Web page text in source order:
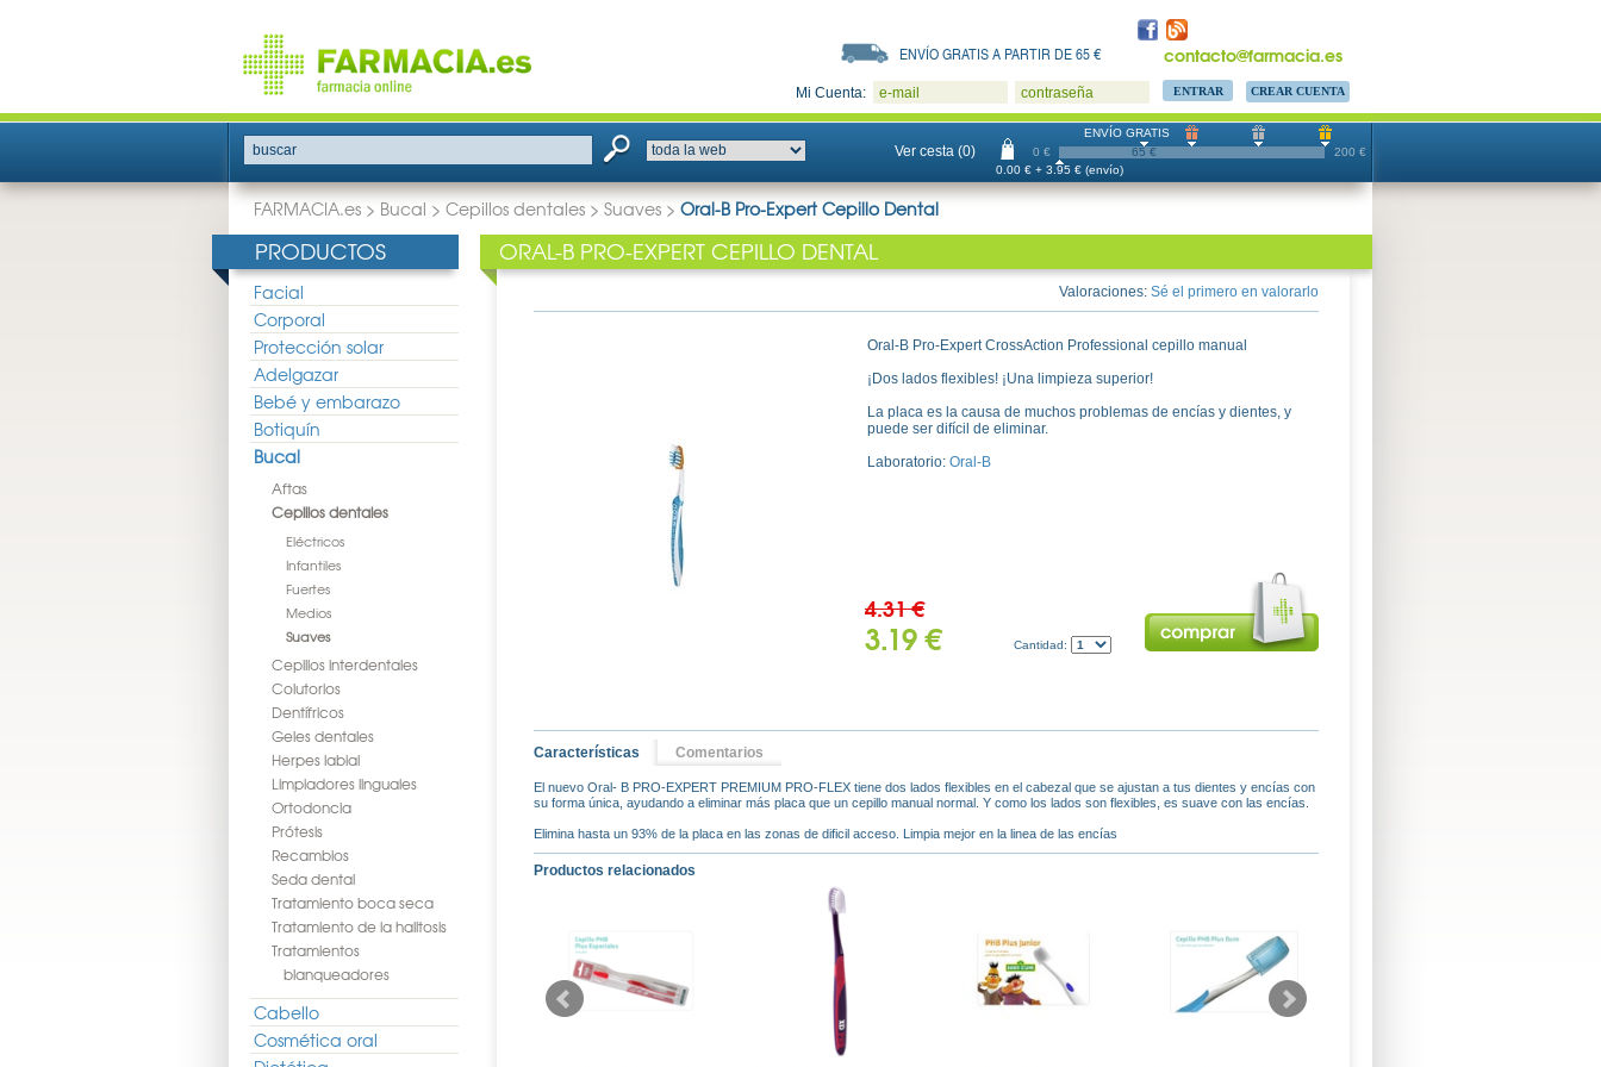
contacto@farmacia.es
ENVÍO GRATIS A PARTIR DE 65 €
Mi Cuenta: e-mail contraseña CREAR CUENTA
buscar Ver cesta (0) 0 € 200 €
ENVÍO GRATIS
65 €
0.00 € + 3.95 € (envío)
FARMACIA.es > Bucal > Cepillos dentales > Suaves > Oral-B Pro-Expert Cepillo Dental
PRODUCTOS
Facial
Corporal
Protección solar
Adelgazar
Bebé y embarazo
Botiquín
Bucal
Aftas
Cepillos dentales
Eléctricos
Infantiles
Fuertes
Medios
Suaves
Cepillos interdentales
Colutorios
Dentífricos
Geles dentales
Herpes labial
Limpiadores linguales
Ortodoncia
Prótesis
Recambios
Seda dental
Tratamiento boca seca
Tratamiento de la halitosis
Tratamientos
blanqueadores
Cabello
Cosmética oral
ORAL-B PRO-EXPERT CEPILLO DENTAL
Valoraciones: Sé el primero en valorarlo
Oral-B Pro-Expert CrossAction Professional cepillo manual
¡Dos lados flexibles! ¡Una limpieza superior!
La placa es la causa de muchos problemas de encías y dientes, y
puede ser difícil de eliminar.
Laboratorio: Oral-B
4.31 €
3.19 € Cantidad:
Características Comentarios
El nuevo Oral- B PRO-EXPERT PREMIUM PRO-FLEX tiene dos lados flexibles en el cabezal que se ajustan a tus dientes y encías con
su forma única, ayudando a eliminar más placa que un cepillo manual normal. Y como los lados son flexibles, es suave con las encías.
Elimina hasta un 93% de la placa en las zonas de dificil acceso. Limpia mejor en la linea de las encías
Productos relacionados